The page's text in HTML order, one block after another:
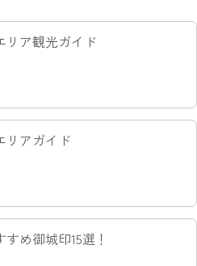
リア観光ガイド
リアガイド
め御城印15選！